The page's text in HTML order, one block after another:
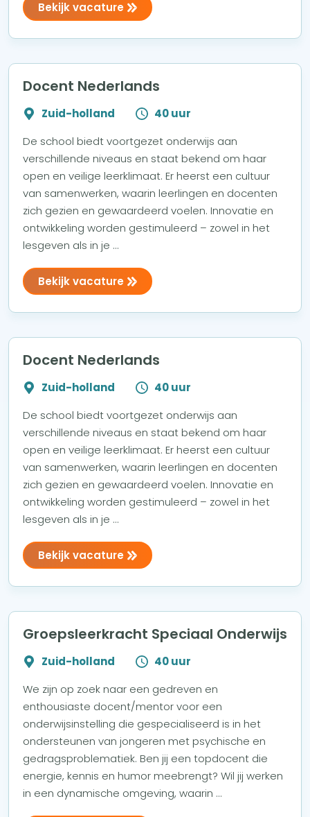
Bekijk vacature
Docent Nederlands
Zuid-holland
40 uur
De school biedt voortgezet onderwijs aan
verschillende niveaus en staat bekend om haar
open en veilige leerklimaat. Er heerst een cultuur
van samenwerken, waarin leerlingen en docenten
zich gezien en gewaardeerd voelen. Innovatie en
ontwikkeling worden gestimuleerd – zowel in het
lesgeven als in je ...
Bekijk vacature
Docent Nederlands
Zuid-holland
40 uur
De school biedt voortgezet onderwijs aan
verschillende niveaus en staat bekend om haar
open en veilige leerklimaat. Er heerst een cultuur
van samenwerken, waarin leerlingen en docenten
zich gezien en gewaardeerd voelen. Innovatie en
ontwikkeling worden gestimuleerd – zowel in het
lesgeven als in je ...
Bekijk vacature
Groepsleerkracht Speciaal Onderwijs
Zuid-holland
40 uur
We zijn op zoek naar een gedreven en
enthousiaste docent/mentor voor een
onderwijsinstelling die gespecialiseerd is in het
ondersteunen van jongeren met psychische en
gedragsproblematiek. Ben jij een topdocent die
energie, kennis en humor meebrengt? Wil jij werken
in een dynamische omgeving, waarin ...